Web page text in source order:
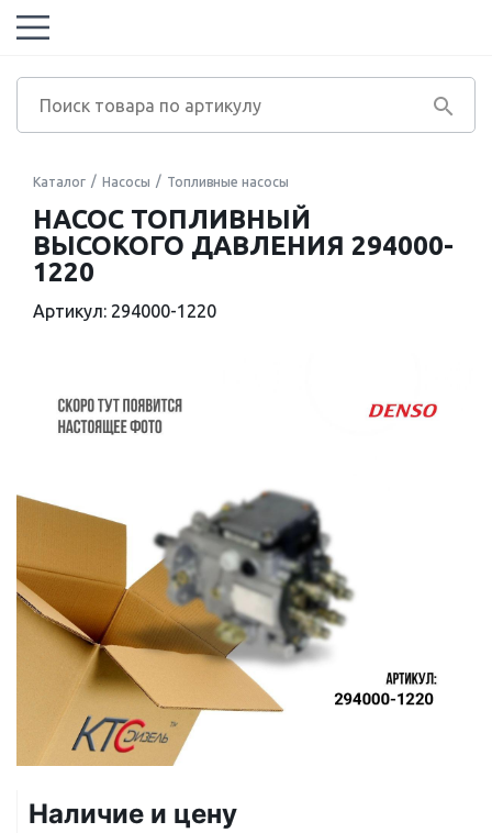
Каталог Насосы Топливные насосы
НАСОС ТОПЛИВНЫЙ
ВЫСОКОГО ДАВЛЕНИЯ 294000-
1220
Артикул: 294000-1220
Наличие и цену